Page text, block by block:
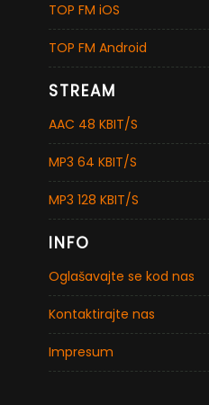
TOP FM iOS
TOP FM Android
STREAM
AAC 48 KBIT/S
MP3 64 KBIT/S
MP3 128 KBIT/S
INFO
Oglašavajte se kod nas
Kontaktirajte nas
Impresum